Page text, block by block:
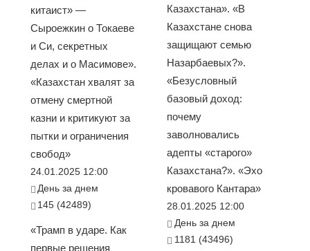
китаист» —
Сыроежкин о Токаеве
и Си, секретных
делах и о Масимове».
«Казахстан хвалят за
отмену смертной
казни и критикуют за
пытки и ограничения
свобод»
24.01.2025 12:00
День за днем
145 (42489)
«Трамп в ударе. Как
первые решения
Казахстана». «В
Казахстане снова
защищают семью
Назарбаевых?».
«Безусловный
базовый доход:
почему
заволновались
адепты «старого»
Казахстана?». «Эхо
кровавого Кантара»
28.01.2025 12:00
День за днем
1181 (43496)